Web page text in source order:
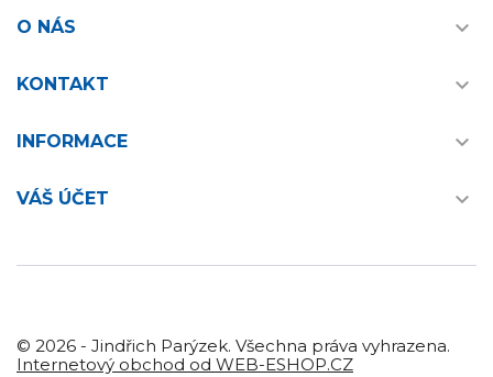
O NÁS 
KONTAKT 
INFORMACE 
VÁŠ ÚČET 
© 2026 - Jindřich Parýzek. Všechna práva vyhrazena.
Internetový obchod od WEB-ESHOP.CZ